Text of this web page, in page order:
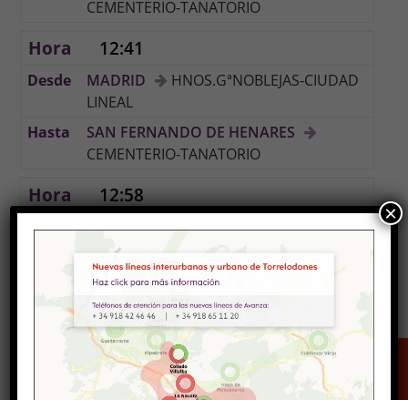
CEMENTERIO-TANATORIO
12:41
MADRID
HNOS.GªNOBLEJAS-CIUDAD
LINEAL
SAN FERNANDO DE HENARES
CEMENTERIO-TANATORIO
12:58
MADRID
HNOS.GªNOBLEJAS-CIUDAD
LINEAL
SAN FERNANDO DE HENARES
CEMENTERIO-TANATORIO
13:15
MADRID
HNOS.GªNOBLEJAS-CIUDAD
LINEAL
×